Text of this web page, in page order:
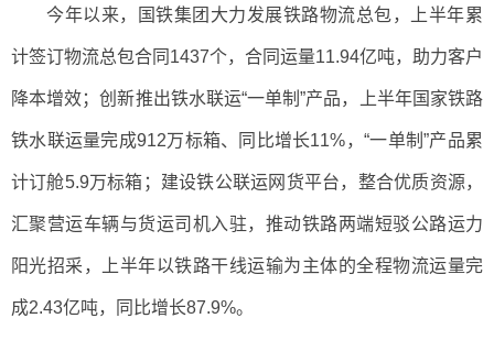
今年以来，国铁集团大力发展铁路物流总包，上半年累
计签订物流总包合同1437个，合同运量11.94亿吨，助力客户
降本增效；创新推出铁水联运“一单制”产品，上半年国家铁路
铁水联运量完成912万标箱、同比增长11%，“一单制”产品累
计订舱5.9万标箱；建设铁公联运网货平台，整合优质资源，
汇聚营运车辆与货运司机入驻，推动铁路两端短驳公路运力
阳光招采，上半年以铁路干线运输为主体的全程物流运量完
成2.43亿吨，同比增长87.9%。